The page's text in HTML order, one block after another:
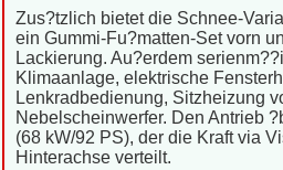
Zus?tzlich bietet die Schnee-
ein Gummi-Fu?matten-Set vorn
Lackierung. Au?erdem
Klimaanlage, elektrische
Lenkradbedienung, Sitzheizung
Nebelscheinwerfer. Den Antrieb
(68 kW/92 PS), der die Kraft via
Hinterachse verteilt.